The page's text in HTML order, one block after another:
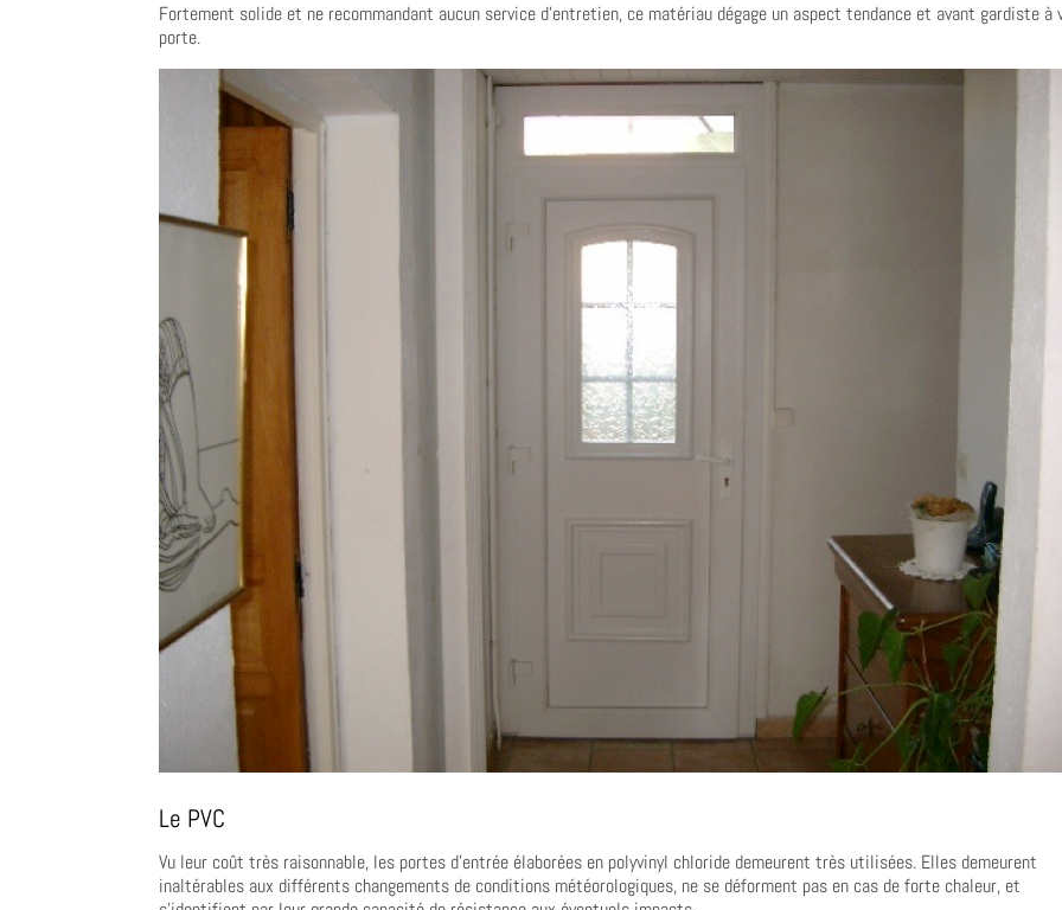
Fortement solide et ne recommandant aucun service d’entretien, ce matériau dégage un aspect tendance et avant gardiste à
porte.
Le PVC
Vu leur coût très raisonnable, les portes d’entrée élaborées en polyvinyl chloride demeurent très utilisées. Elles demeurent
inaltérables aux différents changements de conditions météorologiques, ne se déforment pas en cas de forte chaleur, et